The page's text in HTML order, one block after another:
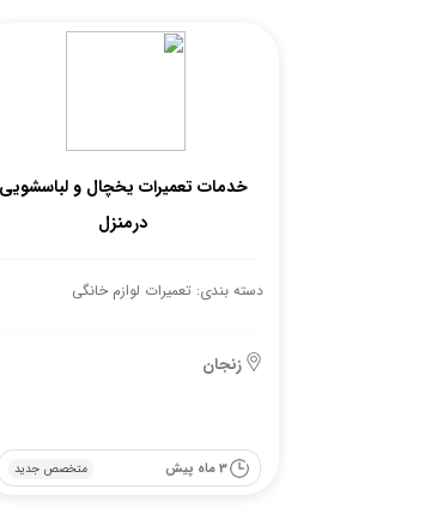
خدمات تعمیرات یخچال و لباسشویی
درمنزل
دسته بندی: تعمیرات لوازم خانگی
زنجان
متخصص جدید 3 ماه پیش